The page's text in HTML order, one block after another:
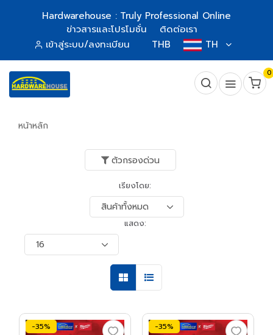
Hardwarehouse : Truly Professional Online
ข่าวสารและโปรโมชั่น
ติดต่อเรา
เข้าสู่ระบบ/ลงทะเบียน
THB TH
0
หน้าหลัก
ตัวกรองด่วน
เรียงโดย:
แสดง:
-35% -35%